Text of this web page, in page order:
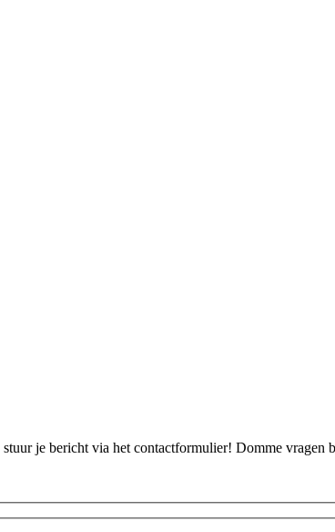
je bericht via het contactformulier! Domme vragen